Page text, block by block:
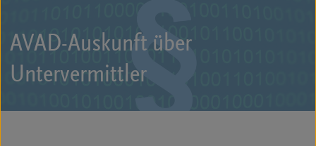
AVAD-Auskunft über
Untervermittler